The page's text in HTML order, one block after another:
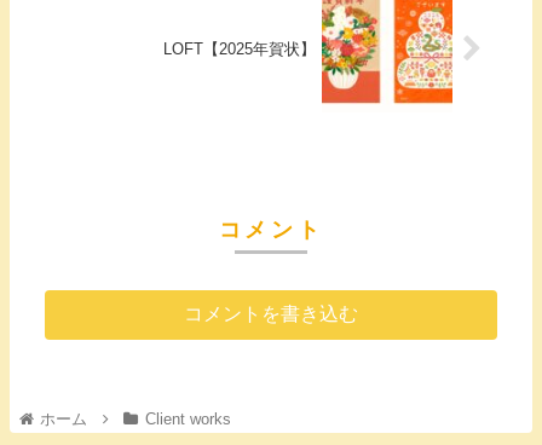
LOFT【2025年賀状】
コメント
コメントを書き込む
ホーム Client works